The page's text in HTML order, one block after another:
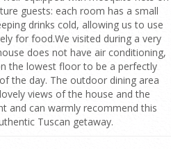
guests: each room has a small
drinks cold, allowing us to use
for food.We visited during a very
does not have air conditioning,
the lowest floor to be a perfectly
the day. The outdoor dining area
views of the house and the
and can warmly recommend this
Tuscan getaway.